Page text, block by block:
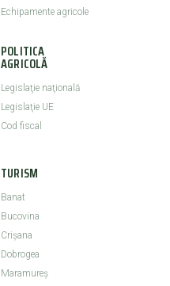
Echipamente agricole
POLITICA
AGRICOLĂ
Legislaţie naţională
Legislaţie UE
Cod fiscal
TURISM
Banat
Bucovina
Crişana
Dobrogea
Maramureş